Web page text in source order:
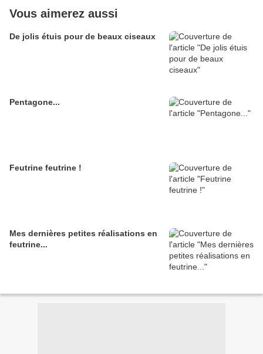
Vous aimerez aussi
De jolis étuis pour de beaux ciseaux
Pentagone...
Feutrine feutrine !
Mes dernières petites réalisations en
feutrine...